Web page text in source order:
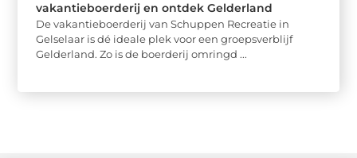
vakantieboerderij en ontdek Gelderland
De vakantieboerderij van Schuppen Recreatie in
Gelselaar is dé ideale plek voor een groepsverblijf
Gelderland. Zo is de boerderij omringd ...